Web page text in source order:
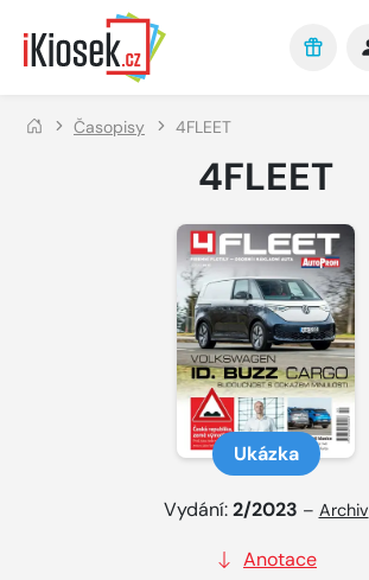
Přejít na hlavní obsah
Časopisy 4FLEET
4FLEET
Ukázka
Vydání:2/2023 – Archiv
Anotace